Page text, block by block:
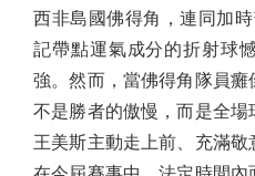
西非島國佛得角，連同加
記帶點運氣成分的折射球
強。然而，當佛得角隊員
不是勝者的傲慢，而是全
王美斯主動走上前、充滿